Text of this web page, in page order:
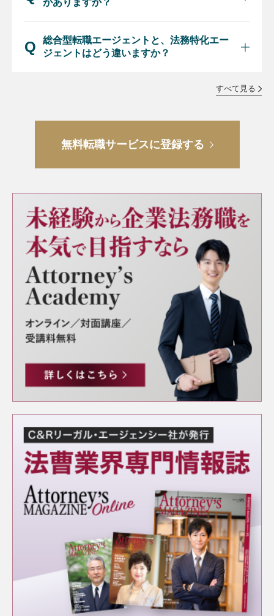
がありますか？
総合型転職エージェントと、法務特化エー
ジェントはどう違いますか？
すべて見る
無料転職サービスに登録する